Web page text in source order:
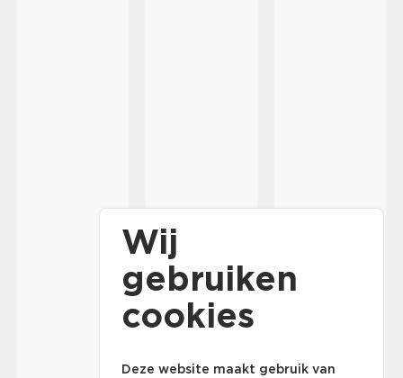
Wij
gebruiken
cookies
Deze website maakt gebruik van